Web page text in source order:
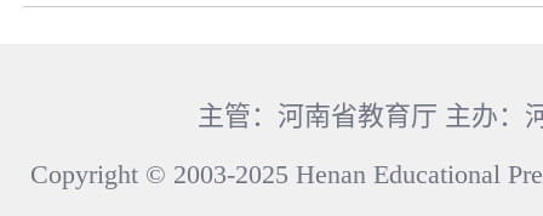
主管：河南省教育厅 主办：
Copyright © 2003-2025 Henan Educational